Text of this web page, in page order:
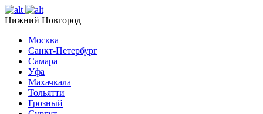
Нижний Новгород
Москва
Санкт-Петербург
Самара
Уфа
Махачкала
Тольятти
Грозный